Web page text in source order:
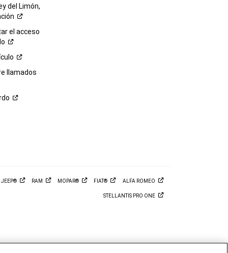
del Limón,
el acceso
llamados
JEEP® RAM MOPAR® FIAT® ALFA ROMEO
STELLANTIS PRO ONE